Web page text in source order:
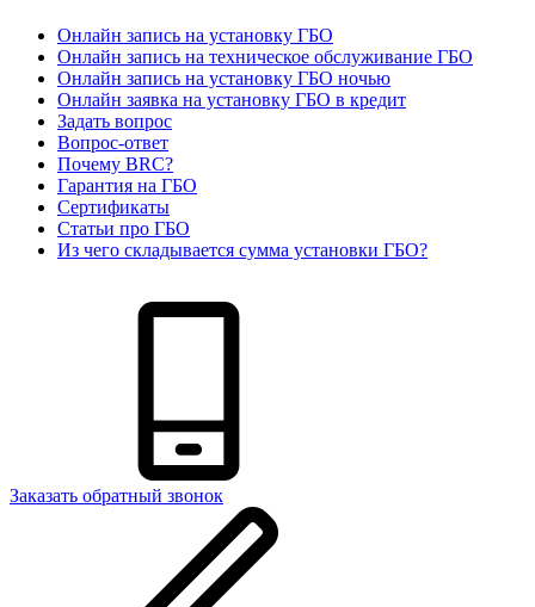
Онлайн запись на установку ГБО
Онлайн запись на техническое обслуживание ГБО
Онлайн запись на установку ГБО ночью
Онлайн заявка на установку ГБО в кредит
Задать вопрос
Вопрос-ответ
Почему BRC?
Гарантия на ГБО
Сертификаты
Статьи про ГБО
Из чего складывается сумма установки ГБО?
Заказать обратный звонок